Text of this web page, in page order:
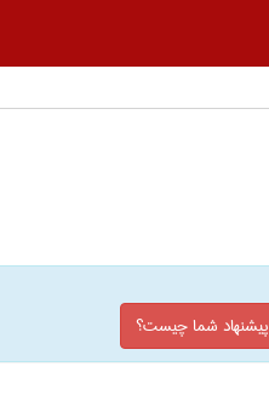
پیشنهاد شما چیست؟